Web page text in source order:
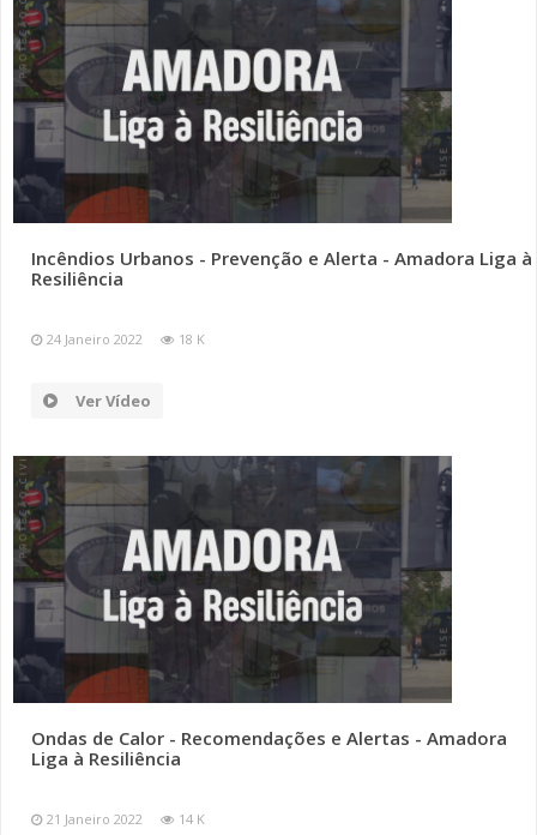
Incêndios Urbanos - Prevenção e Alerta - Amadora Liga à
Resiliência
24 Janeiro 2022 18 K
Ver Vídeo
Ondas de Calor - Recomendações e Alertas - Amadora
Liga à Resiliência
21 Janeiro 2022 14 K